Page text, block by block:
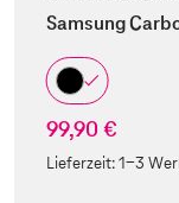
Samsung
99,90 €
Lieferzeit:1-3